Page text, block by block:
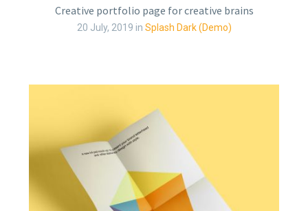
Creative portfolio page for creative brains
20 July, 2019 in Splash Dark (Demo)